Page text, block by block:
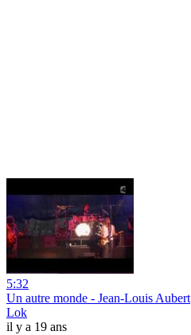
5:32
Un autre monde - Jean-Louis Aubert
Lok
il y a 19 ans